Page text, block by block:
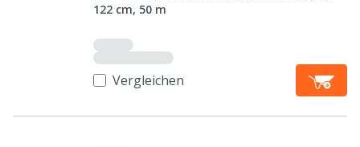
122 cm, 50 m
Vergleichen